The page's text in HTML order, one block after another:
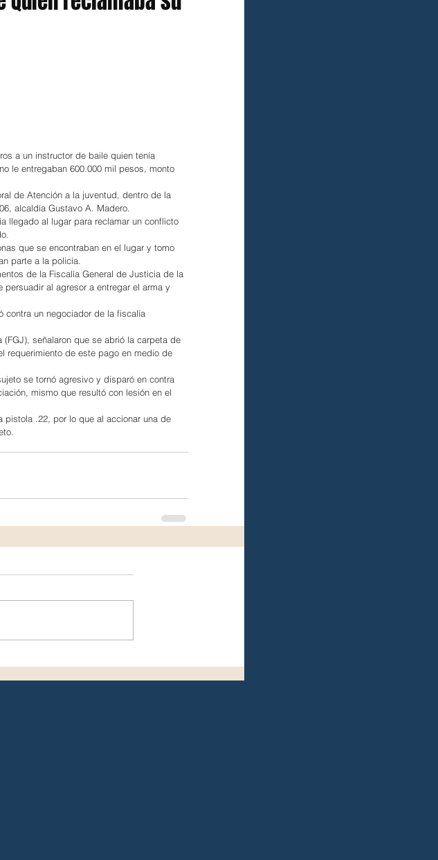
a un instructor de baile quien tenía
le entregaban 600.000 mil pesos, monto
de Atención a la juventud, dentro de la
alcaldía Gustavo A. Madero.
llegado al lugar para reclamar un conflicto
que se encontraban en el lugar y tomo
parte a la policía.
de la Fiscalía General de Justicia de la
al agresor a entregar el arma y
contra un negociador de la fiscalía
señalaron que se abrió la carpeta de
requerimiento de este pago en medio de
se tornó agresivo y disparó en contra
mismo que resultó con lesión en el
.22, por lo que al accionar una de